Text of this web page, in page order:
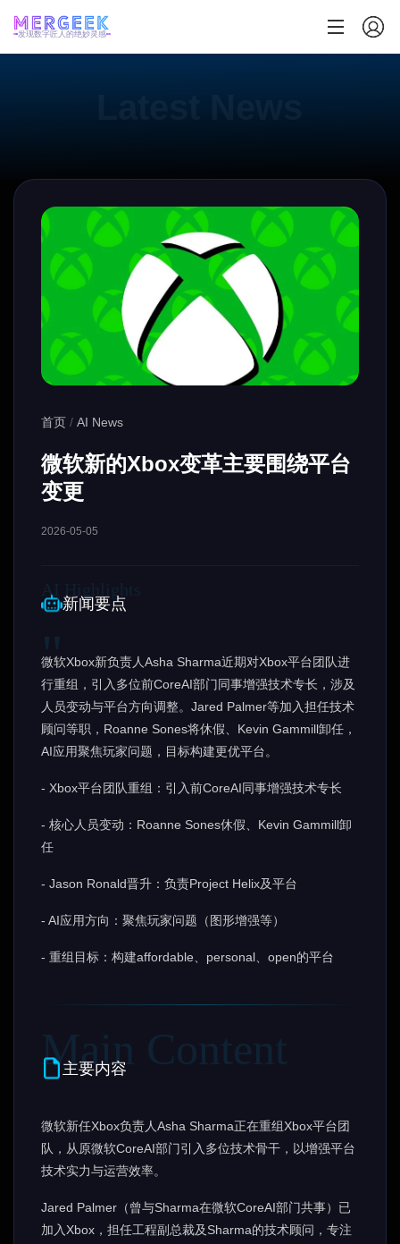
发现数字匠人的绝妙灵感
首页 / AI News
微软新的Xbox变革主要围绕平台
变更
2026-05-05
新闻要点
微软Xbox新负责人Asha Sharma近期对Xbox平台团队进
行重组，引入多位前CoreAI部门同事增强技术专长，涉及
人员变动与平台方向调整。Jared Palmer等加入担任技术
顾问等职，Roanne Sones将休假、Kevin Gammill卸任，
AI应用聚焦玩家问题，目标构建更优平台。
- Xbox平台团队重组：引入前CoreAI同事增强技术专长
- 核心人员变动：Roanne Sones休假、Kevin Gammill卸
任
- Jason Ronald晋升：负责Project Helix及平台
- AI应用方向：聚焦玩家问题（图形增强等）
- 重组目标：构建affordable、personal、open的平台
主要内容
微软新任Xbox负责人Asha Sharma正在重组Xbox平台团
队，从原微软CoreAI部门引入多位技术骨干，以增强平台
技术实力与运营效率。
Jared Palmer（曾与Sharma在微软CoreAI部门共事）已
加入Xbox，担任工程副总裁及Sharma的技术顾问，专注